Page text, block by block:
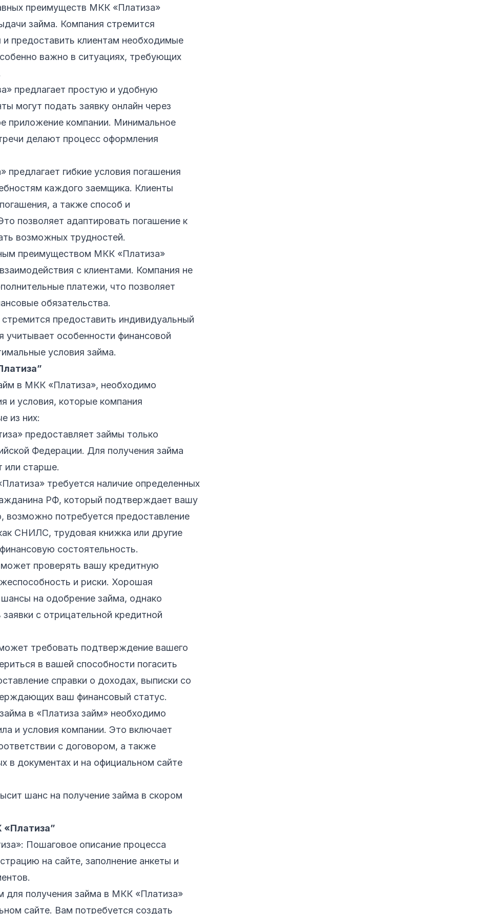
преимуществ МКК «Платиза»
займа. Компания стремится
предоставить клиентам необходимые
важно в ситуациях, требующих
предлагает простую и удобную
могут подать заявку онлайн через
приложение компании. Минимальное
делают процесс оформления
предлагает гибкие условия погашения
каждого заемщика. Клиенты
а также способ и
позволяет адаптировать погашение к
возможных трудностей.
преимуществом МКК «Платиза»
с клиентами. Компания не
платежи, что позволяет
обязательства.
предоставить индивидуальный
особенности финансовой
условия займа.
в МКК «Платиза», необходимо
и условия, которые компания
из них:
предоставляет займы только
Федерации. Для получения займа
или старше.
требуется наличие определенных
РФ, который подтверждает вашу
возможно потребуется предоставление
СНИЛС, трудовая книжка или другие
состоятельность.
проверять вашу кредитную
и риски. Хорошая
на одобрение займа, однако
с отрицательной кредитной
требовать подтверждение вашего
в вашей способности погасить
справки о доходах, выписки со
ваш финансовый статус.
в «Платиза займ» необходимо
и условия компании. Это включает
с договором, а также
в документах и на официальном сайте
шанс на получение займа в скором
«Платиза”
Пошаговое описание процесса
на сайте, заполнение анкеты и
для получения займа в МКК «Платиза»
сайте. Вам потребуется создать